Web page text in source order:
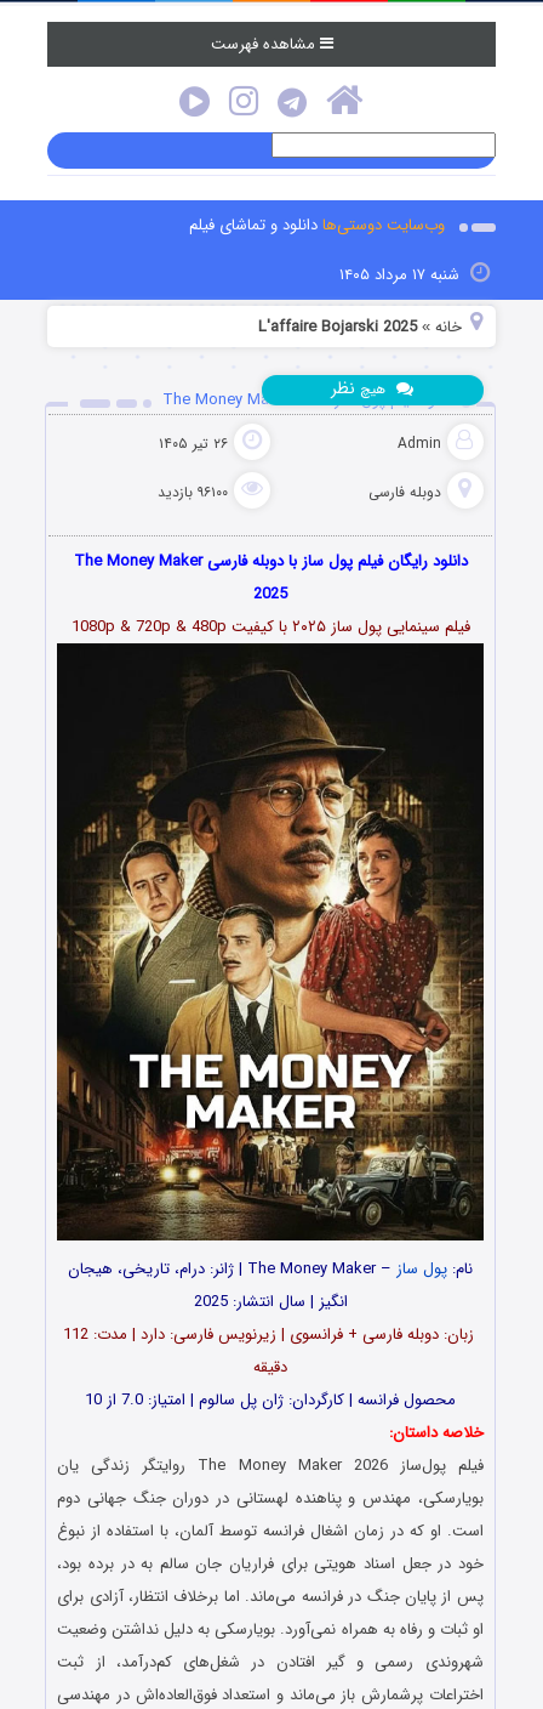
مشاهده فهرست
وب‌سایت دوستی‌هادانلود و تماشای فیلم
شنبه ۱۷ مرداد ۱۴۰۵
خانه »
L'affaire Bojarski 2025
دانلود فیلم پول ساز The Money Maker 2025
Admin ۲۶ تیر ۱۴۰۵
دوبله فارسی ۹۶۱۰۰ بازدید
هیچ نظر
دانلود رایگان فیلم پول ساز با دوبله فارسی The Money Maker
2025
فیلم سینمایی پول ساز ۲۰۲۵ با کیفیت 1080p & 720p & 480p
نام: پول ساز
– The Money Maker | ژانر: درام، تاریخی، هیجان
انگیز | سال انتشار: 2025
زبان: دوبله فارسی + فرانسوی | زیرنویس فارسی: دارد | مدت: 112
دقیقه
محصول فرانسه | کارگردان: ژان پل سالوم | امتیاز: 7.0 از 10
خلاصه داستان:
فیلم پول‌ساز The Money Maker 2026 روایتگر زندگی یان
بویارسکی، مهندس و پناهنده لهستانی در دوران جنگ جهانی دوم
است. او که در زمان اشغال فرانسه توسط آلمان، با استفاده از نبوغ
خود در جعل اسناد هویتی برای فراریان جان سالم به در برده بود،
پس از پایان جنگ در فرانسه می‌ماند. اما برخلاف انتظار، آزادی برای
او ثبات و رفاه به همراه نمی‌آورد. بویارسکی به دلیل نداشتن وضعیت
شهروندی رسمی و گیر افتادن در شغل‌های کم‌درآمد، از ثبت
اختراعات پرشمارش باز می‌ماند و استعداد فوق‌العاده‌اش در مهندسی